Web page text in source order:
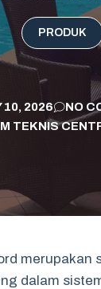
PRODUK
10, 2026
NO
TEKNIS
merupakan
dalam